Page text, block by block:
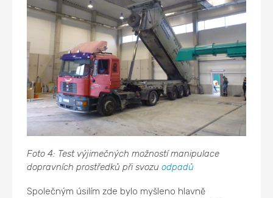
Foto 4: Test výjimečných možností manipulace
dopravních prostředků při svozuodpadů
Společným úsilím zde bylo myšleno hlavně